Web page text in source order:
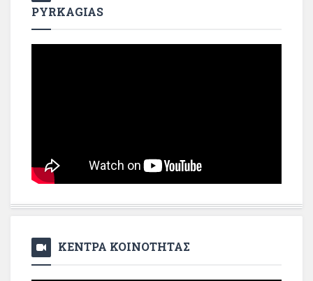
PYRKAGIAS
ΚΕΝΤΡΑ ΚΟΙΝΟΤΗΤΑΣ